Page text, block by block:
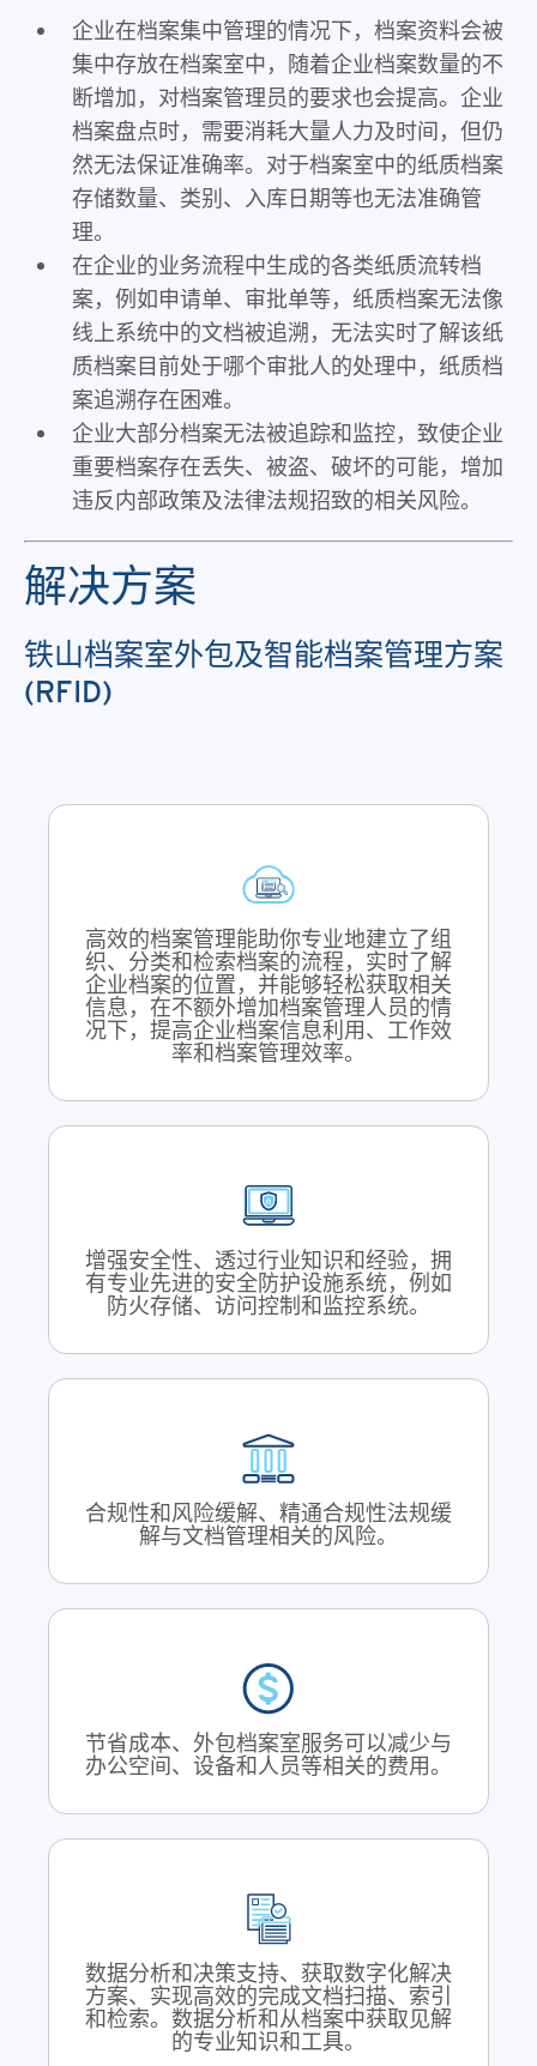
企业在档案集中管理的情况下，档案资料会被
集中存放在档案室中，随着企业档案数量的不
断增加，对档案管理员的要求也会提高。企业
档案盘点时，需要消耗大量人力及时间，但仍
然无法保证准确率。对于档案室中的纸质档案
存储数量、类别、入库日期等也无法准确管
理。
在企业的业务流程中生成的各类纸质流转档
案，例如申请单、审批单等，纸质档案无法像
线上系统中的文档被追溯，无法实时了解该纸
质档案目前处于哪个审批人的处理中，纸质档
案追溯存在困难。
企业大部分档案无法被追踪和监控，致使企业
重要档案存在丢失、被盗、破坏的可能，增加
违反内部政策及法律法规招致的相关风险。
解决方案
铁山档案室外包及智能档案管理方案
(RFID)
高效的档案管理能助你专业地建立了组
织、分类和检索档案的流程，实时了解
企业档案的位置，并能够轻松获取相关
信息，在不额外增加档案管理人员的情
况下，提高企业档案信息利用、工作效
率和档案管理效率。
增强安全性、透过行业知识和经验，拥
有专业先进的安全防护设施系统，例如
防火存储、访问控制和监控系统。
合规性和风险缓解、精通合规性法规缓
解与文档管理相关的风险。
节省成本、外包档案室服务可以减少与
办公空间、设备和人员等相关的费用。
数据分析和决策支持、获取数字化解决
方案、实现高效的完成文档扫描、索引
和检索。数据分析和从档案中获取见解
的专业知识和工具。